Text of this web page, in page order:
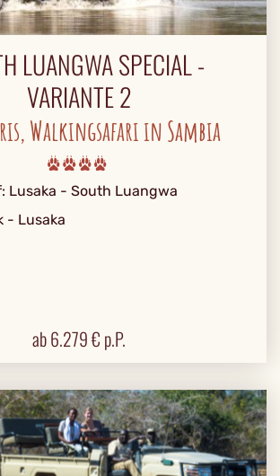
LUANGWA SPECIAL -
VARIANTE 2
Walkingsafari in Sambia
Lusaka - South Luangwa
- Lusaka
ab6.279€ p.P.